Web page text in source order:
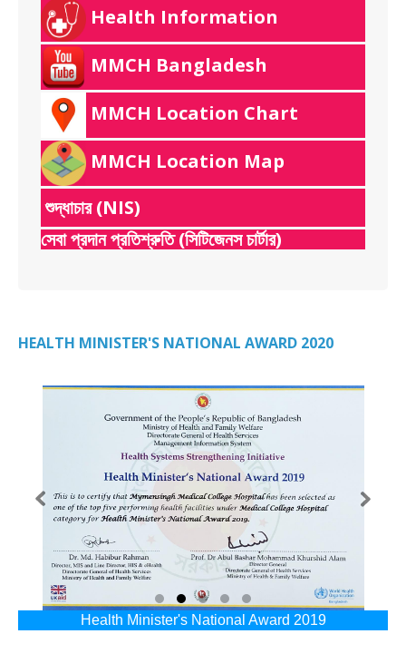
Health Information
MMCH Bangladesh
MMCH Location Chart
MMCH Location Map
শুদ্ধাচার (NIS)
সেবা প্রদান প্রতিশ্রুতি (সিটিজেনস চার্টার)
HEALTH MINISTER'S NATIONAL AWARD 2020
Health Minister's National Award 2019